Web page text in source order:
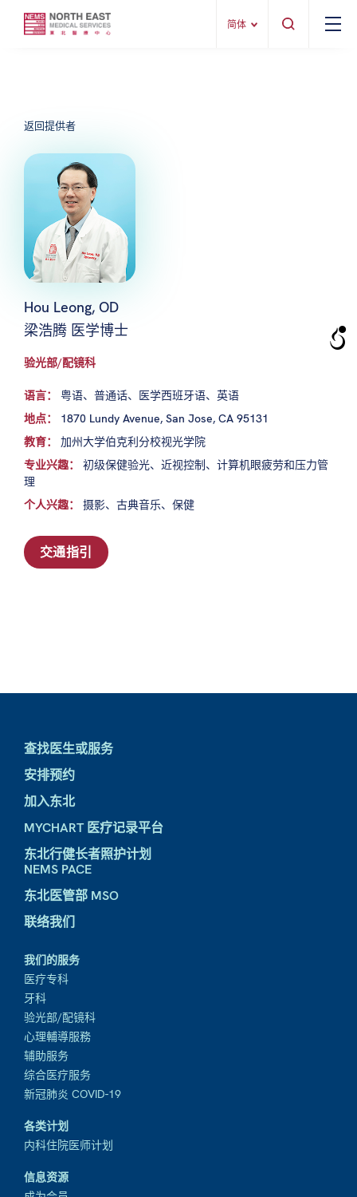
简体
返回提供者
Hou Leong, OD
梁浩腾 医学博士
验光部/配镜科
语言： 粤语、普通话、医学西班牙语、英语
地点：
1870 Lundy Avenue, San Jose, CA 95131
教育：
加州大学伯克利分校视光学院
专业兴趣：
初级保健验光、近视控制、计算机眼疲劳和压力管
理
个人兴趣：
摄影、古典音乐、保健
交通指引
查找医生或服务
安排预约
加入东北
MYCHART 医疗记录平台
东北行健长者照护计划
NEMS PACE
东北医管部 MSO
联络我们
我们的服务
医疗专科
牙科
验光部/配镜科
心理輔導服務
辅助服务
综合医疗服务
新冠肺炎 COVID-19
各类计划
内科住院医师计划
信息资源